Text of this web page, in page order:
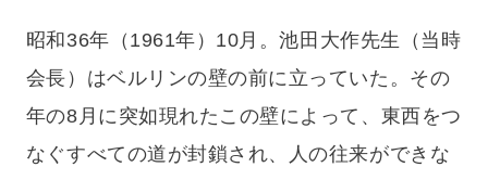
昭和36年（1961年）10月。池田大作先生（当時
会長）はベルリンの壁の前に立っていた。その
年の8月に突如現れたこの壁によって、東西をつ
なぐすべての道が封鎖され、人の往来ができな